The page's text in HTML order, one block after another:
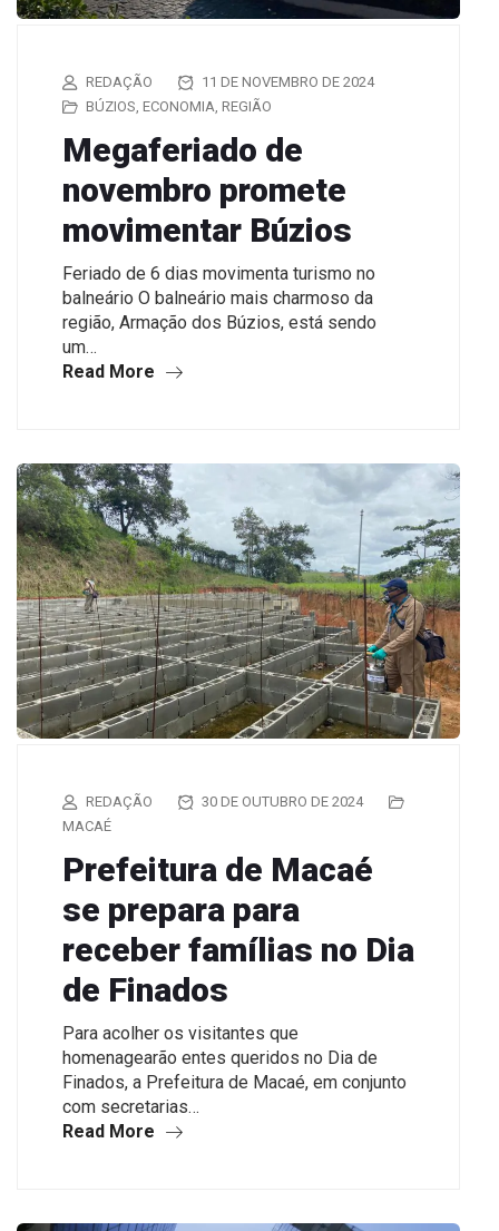
REDAÇÃO
11 DE NOVEMBRO DE 2024
BÚZIOS ECONOMIA REGIÃO
Megaferiado de
novembro promete
movimentar Búzios
Feriado de 6 dias movimenta turismo no
balneário O balneário mais charmoso da
região, Armação dos Búzios, está sendo
um…
Read More
REDAÇÃO
30 DE OUTUBRO DE 2024
MACAÉ
Prefeitura de Macaé
se prepara para
receber famílias no Dia
de Finados
Para acolher os visitantes que
homenagearão entes queridos no Dia de
Finados, a Prefeitura de Macaé, em conjunto
com secretarias…
Read More